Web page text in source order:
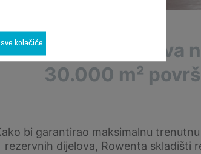
8,3 miliona dijelova
30.000 m²
bi garantirao maksimalnu
rezervnih dijelova, Rowenta skladišti
kolačiće